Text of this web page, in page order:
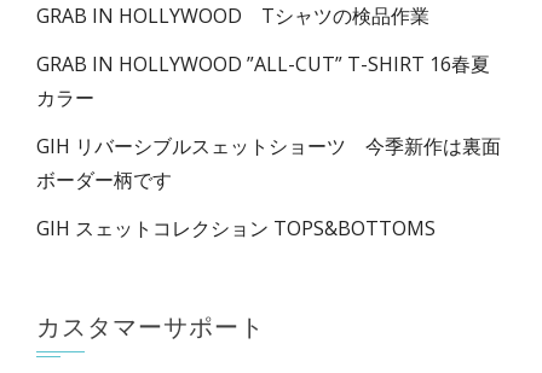
GRAB IN HOLLYWOOD Tシャツの検品作業
GRAB IN HOLLYWOOD ”ALL-CUT” T-SHIRT 16春夏
カラー
GIH リバーシブルスェットショーツ 今季新作は裏面
ボーダー柄です
GIH スェットコレクション TOPS&BOTTOMS
カスタマーサポート